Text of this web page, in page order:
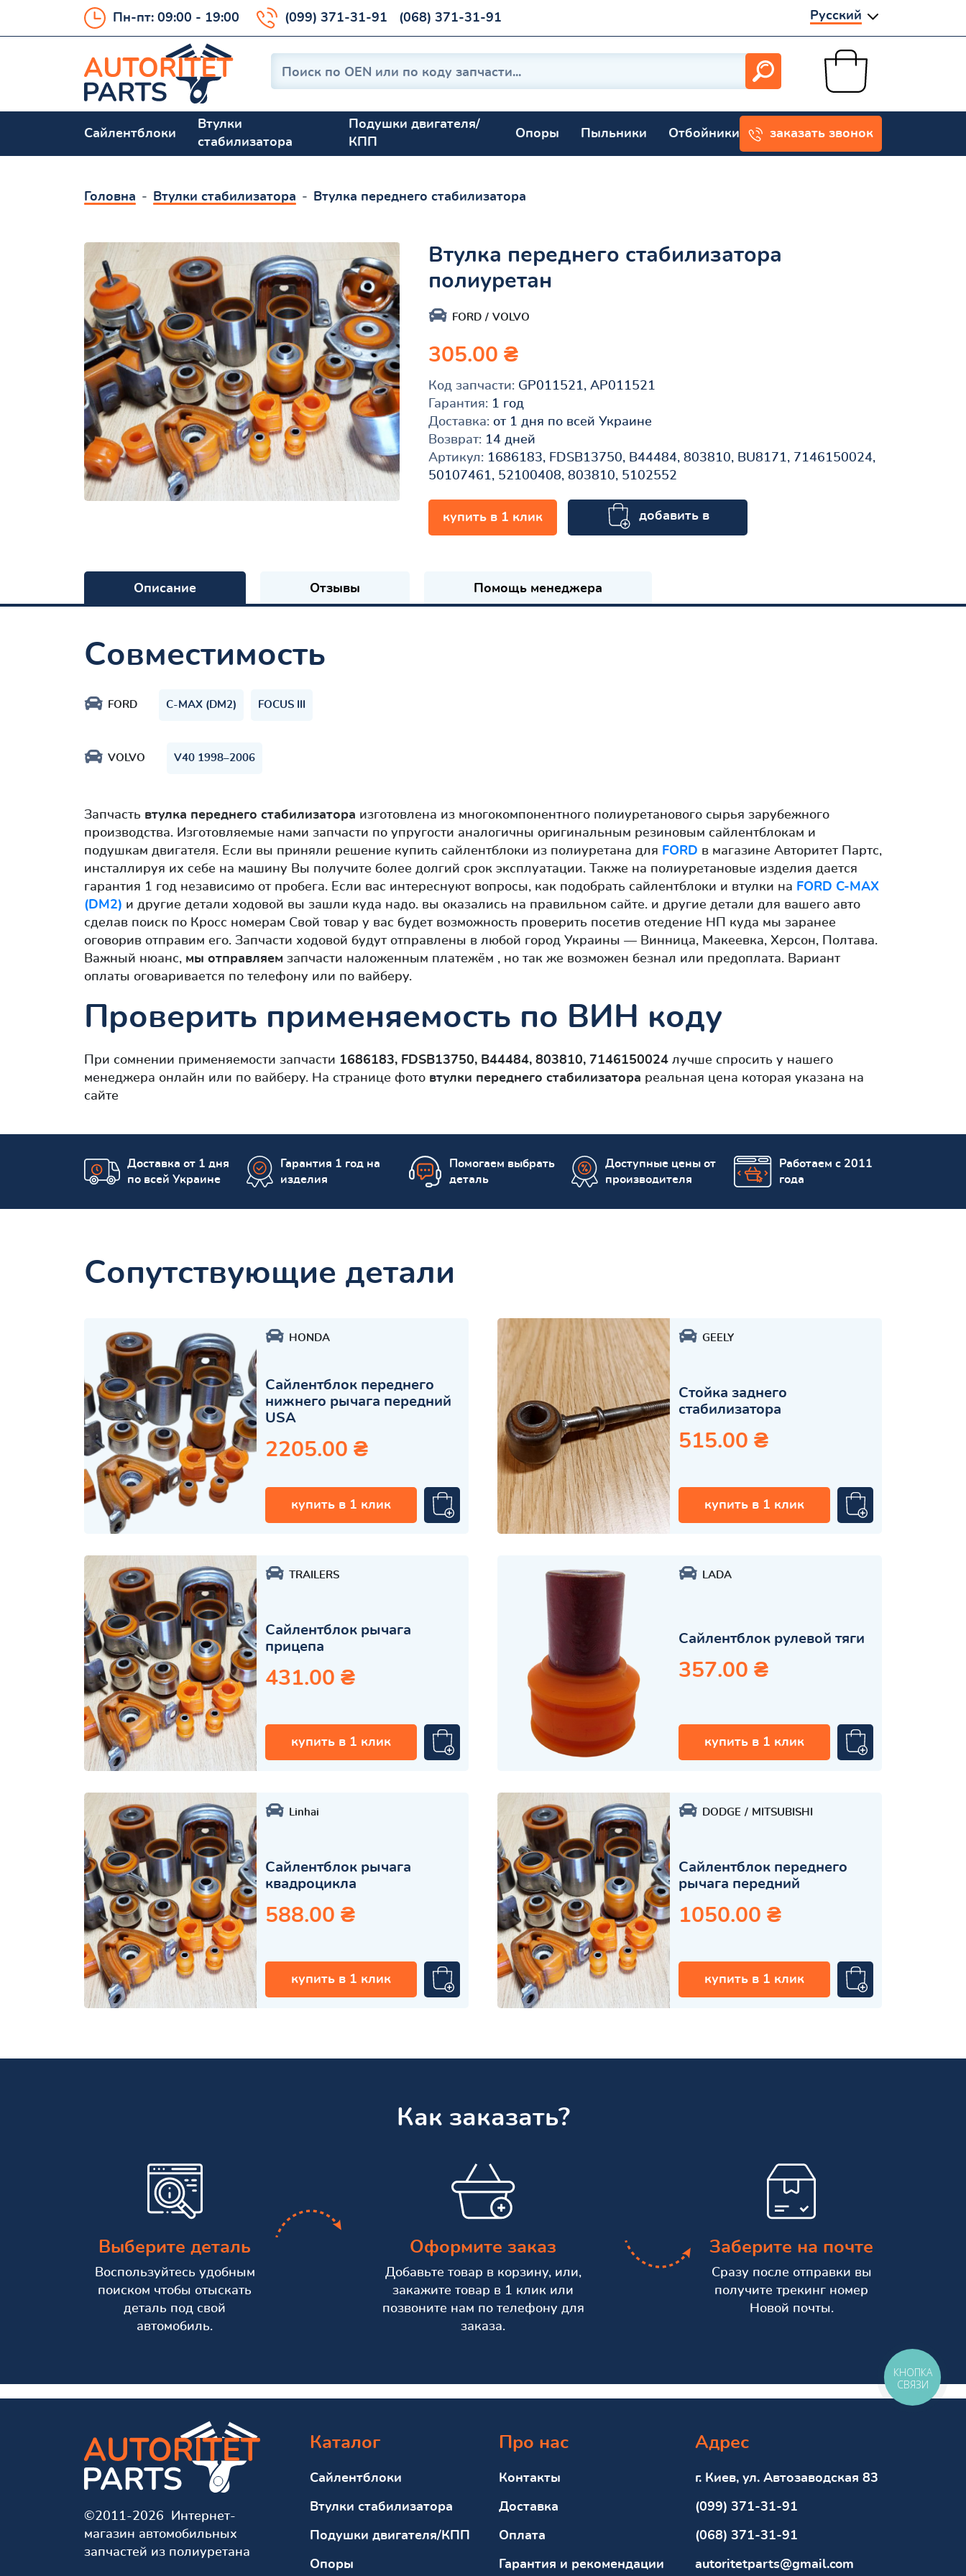
Пн-пт: 09:00 - 19:00 (099) 371-31-91 (068) 371-31-91 Русский
Сайлентблоки
Втулки
стабилизатора
Подушки двигателя/
КПП
Опоры Пыльники Отбойники заказать звонок
Головна Втулки стабилизатора Втулка переднего стабилизатора
Втулка переднего стабилизатора
полиуретан
FORD VOLVO
305.00 ₴
Код запчасти: GP011521, AP011521
Гарантия: 1 год
Доставка: от 1 дня по всей Украине
Возврат: 14 дней
Артикул: 1686183, FDSB13750, B44484, 803810, BU8171, 7146150024,
50107461, 52100408, 803810, 5102552
купить в 1 клик
добавить в
корзину
Описание Отзывы Помощь менеджера
Совместимость
FORD C-MAX (DM2) FOCUS III
VOLVO V40 1998–2006
Запчасть втулка переднего стабилизатора изготовлена из многокомпонентного полиуретанового сырья зарубежного
производства. Изготовляемые нами запчасти по упругости аналогичны оригинальным резиновым сайлентблокам и
подушкам двигателя. Если вы приняли решение купить сайлентблоки из полиуретана для FORD в магазине Авторитет Партс,
инсталлируя их себе на машину Вы получите более долгий срок эксплуатации. Также на полиуретановые изделия дается
гарантия 1 год независимо от пробега. Если вас интереснуют вопросы, как подобрать сайлентблоки и втулки на FORD C-MAX
(DM2) и другие детали ходовой вы зашли куда надо. вы оказались на правильном сайте. и другие детали для вашего авто
сделав поиск по Кросс номерам Свой товар у вас будет возможность проверить посетив отедение НП куда мы заранее
оговорив отправим его. Запчасти ходовой будут отправлены в любой город Украины — Винница, Макеевка, Херсон, Полтава.
Важный нюанс, мы отправляем запчасти наложенным платежём , но так же возможен безнал или предоплата. Вариант
оплаты оговаривается по телефону или по вайберу.
Проверить применяемость по ВИН коду
При сомнении применяемости запчасти 1686183, FDSB13750, B44484, 803810, 7146150024 лучше спросить у нашего
менеджера онлайн или по вайберу. На странице фото втулки переднего стабилизатора реальная цена которая указана на
сайте
Доставка от 1 дня
по всей Украине
Гарантия 1 год на
изделия
Помогаем выбрать
деталь
Доступные цены от
производителя
Работаем с 2011
года
Сопутствующие детали
HONDA
Сайлентблок переднего
нижнего рычага передний
USA
2205.00 ₴
купить в 1 клик
GEELY
Стойка заднего
стабилизатора
515.00 ₴
купить в 1 клик
TRAILERS
Сайлентблок рычага
прицепа
431.00 ₴
купить в 1 клик
LADA
Сайлентблок рулевой тяги
357.00 ₴
купить в 1 клик
Linhai
Сайлентблок рычага
квадроцикла
588.00 ₴
купить в 1 клик
DODGE MITSUBISHI
Сайлентблок переднего
рычага передний
1050.00 ₴
купить в 1 клик
Как заказать?
Выберите деталь
Воспользуйтесь удобным
поиском чтобы отыскать
деталь под свой
автомобиль.
Оформите заказ
Добавьте товар в корзину, или,
закажите товар в 1 клик или
позвоните нам по телефону для
заказа.
Заберите на почте
Сразу после отправки вы
получите трекинг номер
Новой почты.
©2011-2026 Интернет-
магазин автомобильных
запчастей из полиуретана
Каталог
Сайлентблоки
Втулки стабилизатора
Подушки двигателя/КПП
Опоры
Про нас
Контакты
Доставка
Оплата
Гарантия и рекомендации
Адрес
г. Киев, ул. Автозаводская 83
(099) 371-31-91
(068) 371-31-91
autoritetparts@gmail.com
КНОПКА
СВЯЗИ